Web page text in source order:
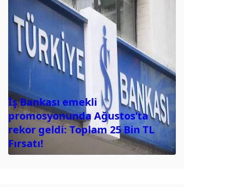
İş Bankası emekli
promosyonunda Ağustos’ta
rekor geldi: Toplam 25 Bin TL
Fırsatı!